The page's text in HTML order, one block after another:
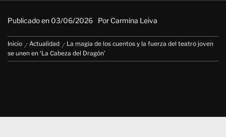
Publicado en 03/06/2026 Por Carmina Leiva
Inicio Actualidad
La magia de los cuentos y la fuerza del teatro joven
se unen en ‘La Cabeza del Dragón’